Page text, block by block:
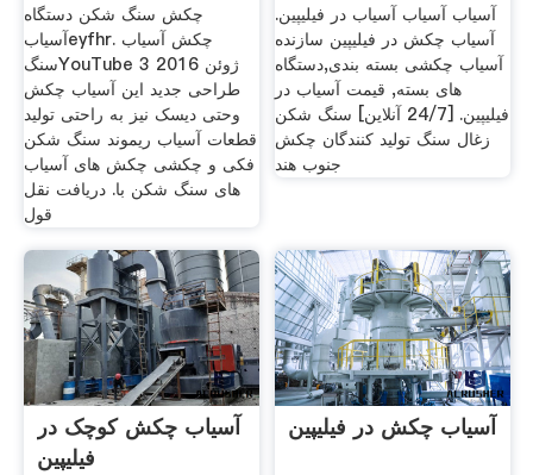
چکش سنگ شکن دستگاه
آسیابeyfhr. چکش آسیاب
سنگYouTube 3 ژوئن 2016
طراحی جدید این آسیاب چکش
وحتی دیسک نیز به راحتی تولید
قطعات آسیاب ریموند سنگ شکن
فکی و چکشی چکش های آسیاب
های سنگ شکن با. دریافت نقل
قول
آسیاب آسیاب آسیاب در فیلیپین.
آسیاب چکش در فیلیپین سازنده
آسیاب چکشی بسته بندی,دستگاه
های بسته, قیمت آسیاب در
فیلیپین. [24/7 آنلاین] سنگ شکن
زغال سنگ تولید کنندگان چکش
جنوب هند
آسیاب چکش کوچک در
فیلیپین
آسیاب چکش در فیلیپین